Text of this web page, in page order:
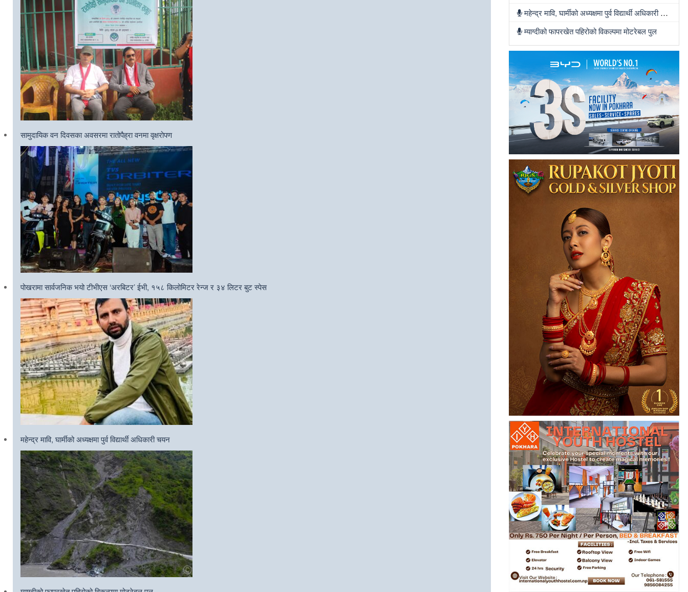
सामुदायिक वन दिवसका अवसरमा रातोपैह्रा वनमा वृक्षरोपण
पोखरामा सार्वजनिक भयो टीभीएस ‘अरबिटर’ ईभी, १५८ किलोमिटर रेन्ज र ३४ लिटर बुट स्पेस
महेन्द्र मावि, घार्मीको अध्यक्षमा पुर्व विद्यार्थी अधिकारी चयन
महेन्द्र मावि, घार्मीको अध्यक्षमा पुर्व विद्यार्थी अधिकारी चयन
म्याग्दीको फापरखेत पहिरोको विकल्पमा मोटरेबल पुल